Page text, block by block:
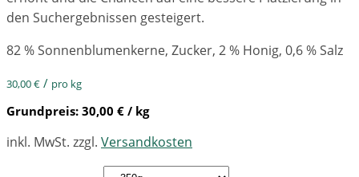
den Suchergebnissen gesteigert.
82 % Sonnenblumenkerne, Zucker, 2 % Honig, 0,6 % Salz
30,00€ / pro kg
Grundpreis: 30,00 € / kg
inkl. MwSt. zzgl. Versandkosten